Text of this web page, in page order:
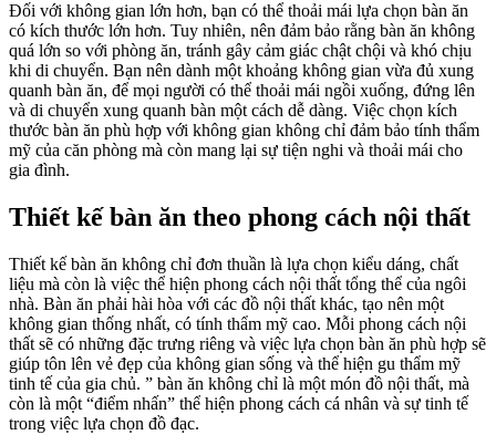
Đối với không gian lớn hơn, bạn có thể thoải mái lựa chọn bàn ăn
có kích thước lớn hơn. Tuy nhiên, nên đảm bảo rằng bàn ăn không
quá lớn so với phòng ăn, tránh gây cảm giác chật chội và khó chịu
khi di chuyển. Bạn nên dành một khoảng không gian vừa đủ xung
quanh bàn ăn, để mọi người có thể thoải mái ngồi xuống, đứng lên
và di chuyển xung quanh bàn một cách dễ dàng. Việc chọn kích
thước bàn ăn phù hợp với không gian không chỉ đảm bảo tính thẩm
mỹ của căn phòng mà còn mang lại sự tiện nghi và thoải mái cho
gia đình.
Thiết kế bàn ăn theo phong cách nội thất
Thiết kế bàn ăn không chỉ đơn thuần là lựa chọn kiểu dáng, chất
liệu mà còn là việc thể hiện phong cách nội thất tổng thể của ngôi
nhà. Bàn ăn phải hài hòa với các đồ nội thất khác, tạo nên một
không gian thống nhất, có tính thẩm mỹ cao. Mỗi phong cách nội
thất sẽ có những đặc trưng riêng và việc lựa chọn bàn ăn phù hợp sẽ
giúp tôn lên vẻ đẹp của không gian sống và thể hiện gu thẩm mỹ
tinh tế của gia chủ. ” bàn ăn không chỉ là một món đồ nội thất, mà
còn là một “điểm nhấn” thể hiện phong cách cá nhân và sự tinh tế
trong việc lựa chọn đồ đạc.